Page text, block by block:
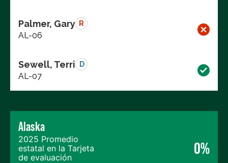
Palmer, Gary R
AL-06
Sewell, Terri D
AL-07
Alaska
2025 Promedio
estatal en la Tarjeta
de evaluación
0%